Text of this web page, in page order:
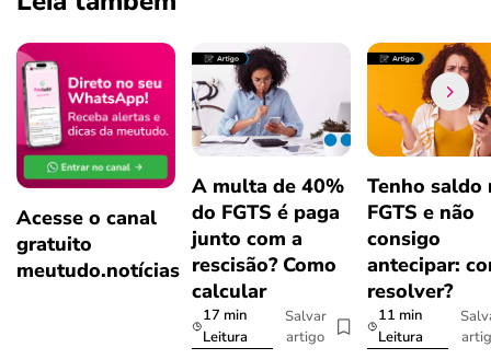
Acesse o canal
gratuito
meutudo.notícias
A multa de 40%
do FGTS é paga
junto com a
rescisão? Como
calcular
17 min
Leitura
Salvar
artigo
Tenho saldo
FGTS e não
consigo
antecipar:
resolver?
11 min
Leitura